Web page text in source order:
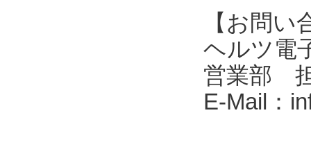
【お問い
ヘルツ電
営業部
E-Mail：